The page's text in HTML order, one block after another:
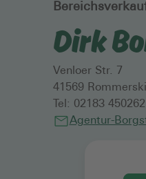
Dirk
Venloer Str. 7
41569
Tel: 02183 450262
Agentur-